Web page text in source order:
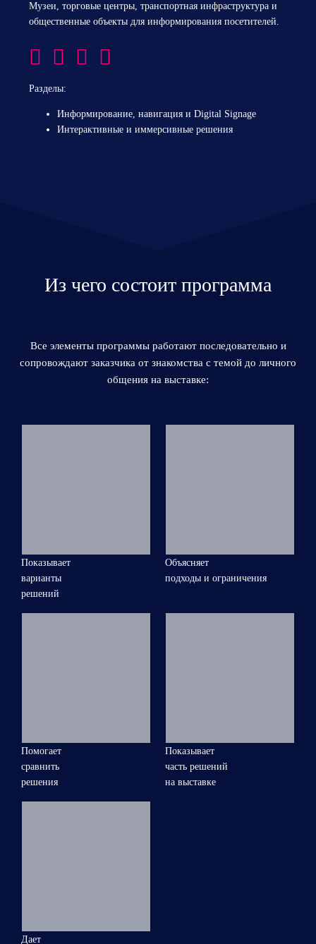
Музеи, торговые центры, транспортная инфраструктура и
общественные объекты для информирования посетителей.
Разделы:
Информирование, навигация и Digital Signage
Интерактивные и иммерсивные решения
Из чего состоит программа
Все элементы программы работают последовательно и
сопровождают заказчика от знакомства с темой до личного
общения на выставке:
Показывает
варианты
решений
Объясняет
подходы и ограничения
Помогает
сравнить
решения
Показывает
часть решений
на выставке
Дает